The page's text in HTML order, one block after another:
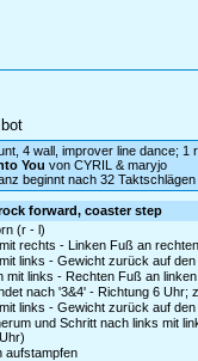
4 wall, improver line dance; 1
You von CYRIL & maryjo
beginnt nach 32 Taktschlägen
forward, coaster step
(r - l)
rechts - Linken Fuß an
links - Gewicht zurück auf
mit links - Rechten Fuß an
nach '3&4' - Richtung 6 Uhr;
links - Gewicht zurück auf
und Schritt nach links mit
aufstampfen